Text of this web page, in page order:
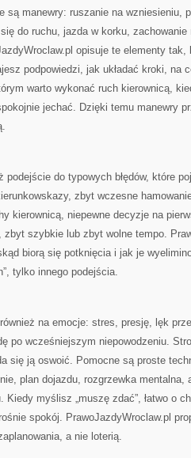
są manewry: ruszanie na wzniesieniu,
do ruchu, jazda w korku, zachowanie
opisuje te elementy tak,
podpowiedzi, jak układać kroki, na
warto wykonać ruch kierownicą,
jechać. Dzięki temu manewry
podejście do typowych błędów, które
zbyt wczesne
kierownicą, niepewne decyzje na
szybkie lub zbyt wolne tempo.
biorą się potknięcia i jak je
tylko innego podejścia.
na emocje: stres, presję, lęk
po wcześniejszym niepowodzeniu.
się ją oswoić. Pomocne są proste
plan dojazdu, rozgrzewka mentalna,
Kiedy myślisz „muszę zdać”, łatwo o
spokój. PrawoJazdyWroclaw.pl
a nie loterią.